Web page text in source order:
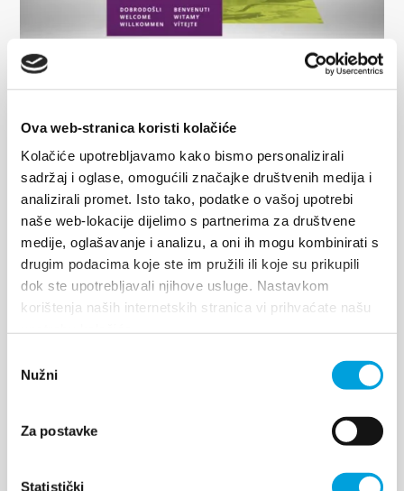
Ova web-stranica koristi kolačiće
Kolačiće upotrebljavamo kako bismo personalizirali
sadržaj i oglase, omogućili značajke društvenih medija i
analizirali promet. Isto tako, podatke o vašoj upotrebi
naše web-lokacije dijelimo s partnerima za društvene
medije, oglašavanje i analizu, a oni ih mogu kombinirati s
drugim podacima koje ste im pružili ili koje su prikupili
dok ste upotrebljavali njihove usluge. Nastavkom
korištenja naših internetskih stranica vi prihvaćate našu
pristanka
Nužni
Za postavke
Statistički
Zinfandel
Le vite Kaštelanski Crljenak – Zinfandel, è una
vecchia specie croata, quasi dimenticata la quale,
negli ultimi tempi, importuna l'interesse del pubblico
viticolturale, come quello domestico così anche
quello straniero. Dunque, è stato constatato che la
vite di Kaštela e la specie americana...